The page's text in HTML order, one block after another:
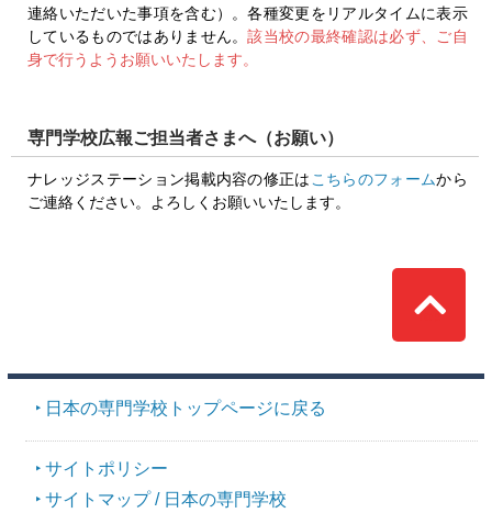
連絡いただいた事項を含む）。各種変更をリアルタイムに表示
しているものではありません。該当校の最終確認は必ず、ご自
身で行うようお願いいたします。
専門学校広報ご担当者さまへ（お願い）
ナレッジステーション掲載内容の修正は こちらのフォームから
ご連絡ください。よろしくお願いいたします。
Top
日本の専門学校トップページに戻る
サイトポリシー
サイトマップ / 日本の専門学校